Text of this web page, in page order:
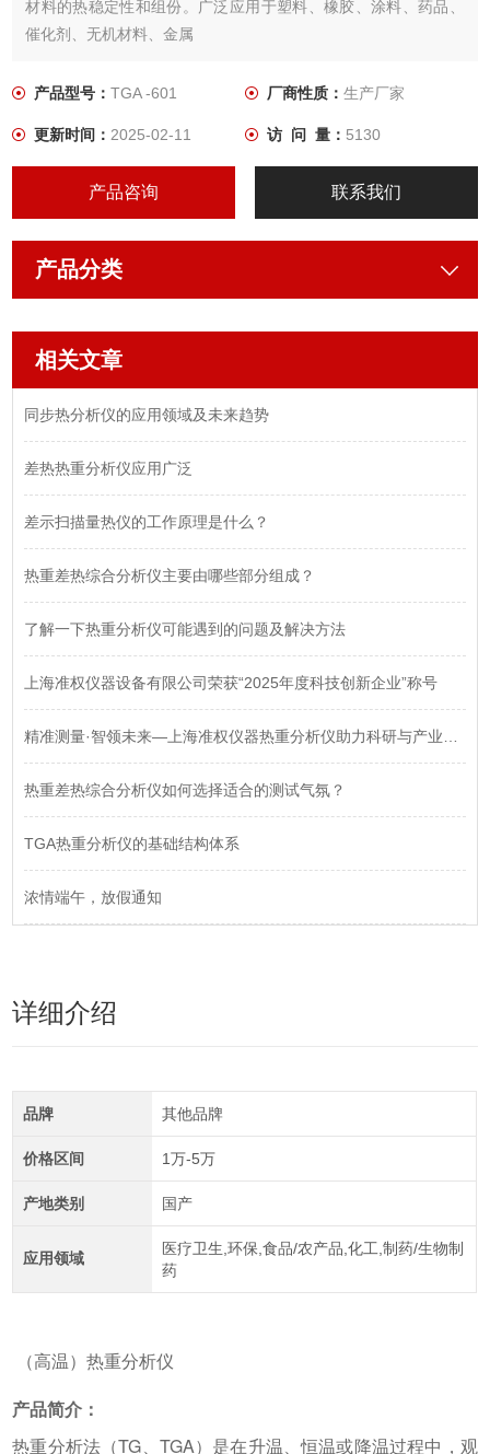
材料的热稳定性和组份。广泛应用于塑料、橡胶、涂料、药品、
催化剂、无机材料、金属
产品型号：TGA -601 厂商性质： 生产厂家
更新时间：2025-02-11 访 问 量： 5130
产品咨询 联系我们
产品分类
相关文章
同步热分析仪的应用领域及未来趋势
差热热重分析仪应用广泛
差示扫描量热仪的工作原理是什么？
热重差热综合分析仪主要由哪些部分组成？
了解一下热重分析仪可能遇到的问题及解决方法
上海准权仪器设备有限公司荣获“2025年度科技创新企业”称号
精准测量·智领未来—上海准权仪器热重分析仪助力科研与产业升级
热重差热综合分析仪如何选择适合的测试气氛？
TGA热重分析仪的基础结构体系
浓情端午，放假通知
详细介绍
品牌 其他品牌
价格区间 1万-5万
产地类别 国产
应用领域
医疗卫生,环保,食品/农产品,化工,制药/生物制
药
（高温）热重分析仪
产品简介：
热重分析法（TG、TGA）是在升温、恒温或降温过程中，观